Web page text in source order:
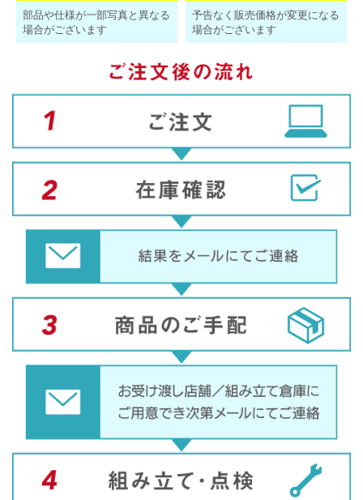
部品や仕様が一部写真と異なる
場合がございます
予告なく販売価格が変更になる
場合がございます